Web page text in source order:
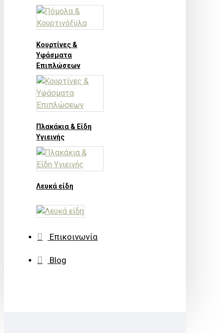
Κουρτίνες &
Υφάσματα
Επιπλώσεων
Πλακάκια & Είδη
Υγιεινής
Λευκά είδη
Επικοινωνία
Blog